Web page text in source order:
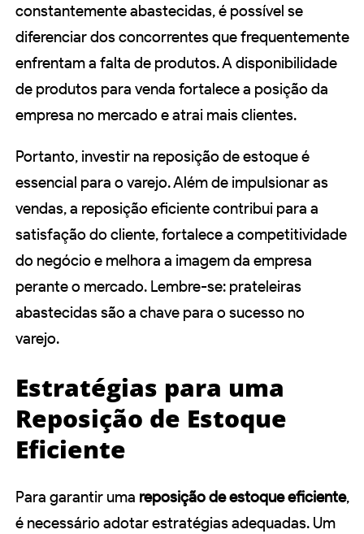
constantemente abastecidas, é possível se
diferenciar dos concorrentes que frequentemente
enfrentam a falta de produtos. A disponibilidade
de produtos para venda fortalece a posição da
empresa no mercado e atrai mais clientes.
Portanto, investir na reposição de estoque é
essencial para o varejo. Além de impulsionar as
vendas, a reposição eficiente contribui para a
satisfação do cliente, fortalece a competitividade
do negócio e melhora a imagem da empresa
perante o mercado. Lembre-se: prateleiras
abastecidas são a chave para o sucesso no
varejo.
Estratégias para uma
Reposição de Estoque
Eficiente
Para garantir uma reposição de estoque eficiente,
é necessário adotar estratégias adequadas. Um